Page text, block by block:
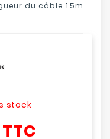
du câble 1.5m
stock
TTC